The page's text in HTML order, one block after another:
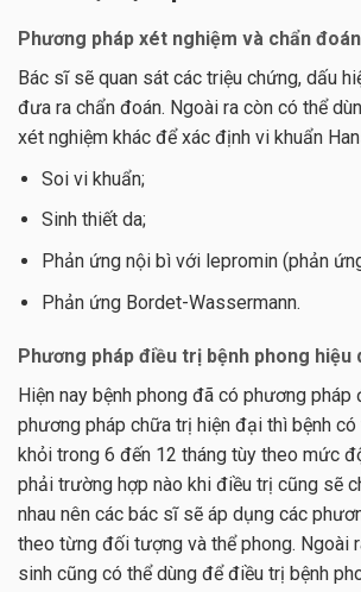
Phương pháp xét nghiệm và chẩn
Bác sĩ sẽ quan sát các triệu chứng, dấu
đưa ra chẩn đoán. Ngoài ra còn có thể
xét nghiệm khác để xác định vi khuẩn
Soi vi khuẩn;
Sinh thiết da;
Phản ứng nội bì với lepromin (phản
Phản ứng Bordet-Wassermann.
Phương pháp điều trị bệnh phong hiệu
Hiện nay bệnh phong đã có phương pháp
phương pháp chữa trị hiện đại thì bệnh
khỏi trong 6 đến 12 tháng tùy theo mức
phải trường hợp nào khi điều trị cũng sẽ
nhau nên các bác sĩ sẽ áp dụng các
theo từng đối tượng và thể phong. Ngoài
sinh cũng có thể dùng để điều trị bệnh